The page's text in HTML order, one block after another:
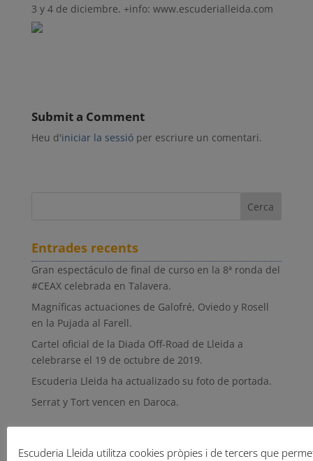
3 y 4 de diciembre. +info: www.escuderialleida.com
Submit a Comment
Heu d'iniciar la sessióper escriure un comentari.
Entrades recents
Gran espectáculo de final de curso en la 8ª ronda del
#CEAX celebrada en Talavera.
Magníficas actuaciones de Galofré, Oviedo y Rosell
en la Pujada al Farell.
Cartel oficial de la Diada Off-Road de Lleida a
celebrarse el 19 de octubre de 2019.
Escuderia Lleida ha actualizado su foto de portada.
Serrat y Tort vencen en Daroca.
Escuderia Lleida utilitza cookies pròpies i de tercers que